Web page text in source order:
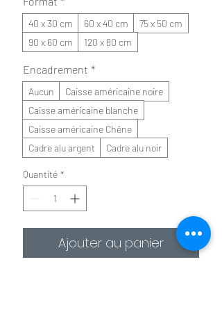
40 x 30 cm 60 x 40 cm
75 x 50 cm
90 x 60 cm
120 x 80 cm
Encadrement *
Aucun
Caisse américaine noire
Caisse américaine blanche
Caisse américaine Chêne
Cadre alu argent
Cadre alu noir
Quantité *
Ajouter au panier